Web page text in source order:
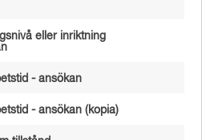
eller inriktning
- ansökan
- ansökan (kopia)